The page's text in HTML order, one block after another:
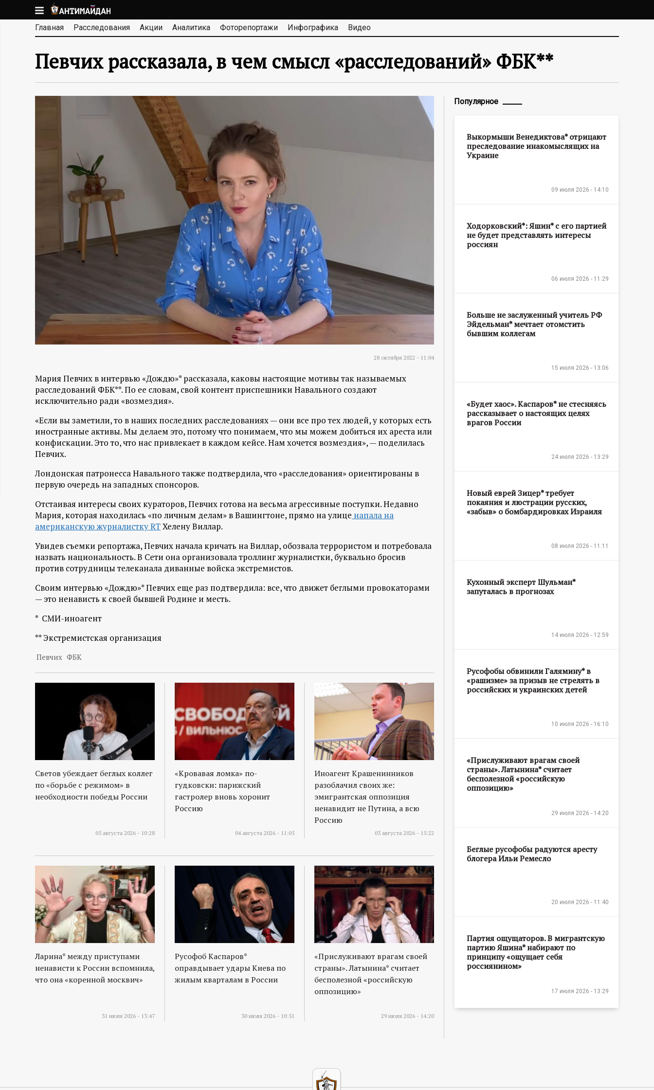
к
основномуА
Н
И
ф
р
м
а
ц
и
о
н
н
ы
й
п
о
р
т
Главная Расследования Акции Аналитика Фоторепортажи Инфографика Видео
Певчих рассказала, в чем смысл «расследований» ФБК**
28 октября 2022 - 11:04
Мария Певчих в интервью «Дождю»* рассказала, каковы настоящие мотивы так называемых
расследований ФБК**. По ее словам, свой контент приспешники Навального создают
исключительно ради «возмездия».
«Если вы заметили, то в наших последних расследованиях — они все про тех людей, у которых есть
иностранные активы. Мы делаем это, потому что понимаем, что мы можем добиться их ареста или
конфискации. Это то, что нас привлекает в каждом кейсе. Нам хочется возмездия», — поделилась
Певчих.
Лондонская патронесса Навального также подтвердила, что «расследования» ориентированы в
первую очередь на западных спонсоров.
Отстаивая интересы своих кураторов, Певчих готова на весьма агрессивные поступки. Недавно
Мария, которая находилась «по личным делам» в Вашингтоне, прямо на улице напала на
американскую журналистку RTХелену Виллар.
Увидев съемки репортажа, Певчих начала кричать на Виллар, обозвала террористом и потребовала
назвать национальность. В Сети она организовала троллинг журналистки, буквально бросив
против сотрудницы телеканала диванные войска экстремистов.
Своим интервью «Дождю»* Певчих еще раз подтвердила: все, что движет беглыми провокаторами
— это ненависть к своей бывшей Родине и месть.
* СМИ-иноагент
** Экстремистская организация
Певчих ФБК
Светов убеждает беглых коллег
по «борьбе с режимом» в
необходиости победы России
05 августа 2026 - 10:28
«Кровавая ломка» по-
гудковски: парижский
гастролер вновь хоронит
Россию
04 августа 2026 - 11:05
Иноагент Крашенинников
разоблачил своих же:
эмигрантская оппозиция
ненавидит не Путина, а всю
Россию
03 августа 2026 - 15:22
Ларина* между приступами
ненависти к России вспомнила,
что она «коренной москвич»
31 июля 2026 - 13:47
Русофоб Каспаров*
оправдывает удары Киева по
жилым кварталам в России
30 июля 2026 - 10:51
«Прислуживают врагам своей
страны». Латынина* считает
бесполезной «российскую
оппозицию»
29 июля 2026 - 14:20
Популярное
Выкормыши Венедиктова* отрицают
преследование инакомыслящих на
Украине
09 июля 2026 - 14:10
Ходорковский*: Яшин* с его партией
не будет представлять интересы
россиян
06 июля 2026 - 11:29
Больше не заслуженный учитель РФ
Эйдельман* мечтает отомстить
бывшим коллегам
15 июля 2026 - 13:06
«Будет хаос». Каспаров* не стесняясь
рассказывает о настоящих целях
врагов России
24 июля 2026 - 13:29
Новый еврей Зицер* требует
покаяния и люстрации русских,
«забыв» о бомбардировках Израиля
08 июля 2026 - 11:11
Кухонный эксперт Шульман*
запуталась в прогнозах
14 июля 2026 - 12:59
Русофобы обвинили Галямину* в
«рашизме» за призыв не стрелять в
российских и украинских детей
10 июля 2026 - 16:10
«Прислуживают врагам своей
страны». Латынина* считает
бесполезной «российскую
оппозицию»
29 июля 2026 - 14:20
Беглые русофобы радуются аресту
блогера Ильи Ремесло
20 июля 2026 - 11:40
Партия ощущаторов. В мигрантскую
партию Яшина* набирают по
принципу «ощущает себя
россиянином»
17 июля 2026 - 13:29